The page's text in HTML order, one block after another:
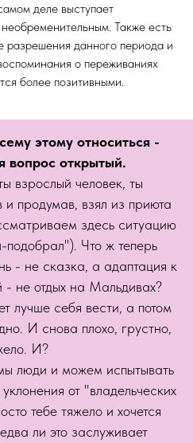
деле выступает
Также есть
разрешения данного периода и
о переживаниях
более позитивными.
этому относиться -
вопрос открытый.
взрослый человек, ты
и продумав, взял из приюта
здесь ситуацию
Что ж теперь
- не сказка, а адаптация к
- не отдых на Мальдивах?
лучше себя вести, а потом
И снова плохо, грустно,
И?
люди и можем испытывать
от "владельческих
тебе тяжело и хочется
ли это заслуживает